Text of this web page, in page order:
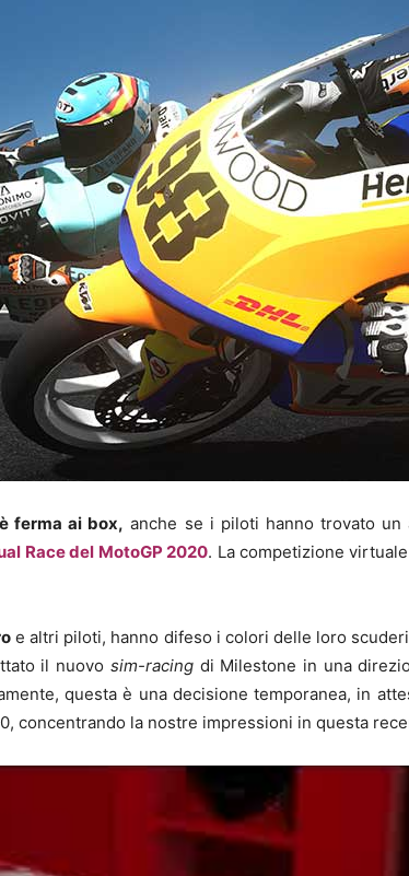
ferma ai box, anche se i piloti hanno trovato
Race del MotoGP 2020. La competizione
e altri piloti, hanno difeso i colori delle loro
il nuovo sim-racingdi Milestone in una
questa è una decisione temporanea, in
concentrando la nostre impressioni in questa